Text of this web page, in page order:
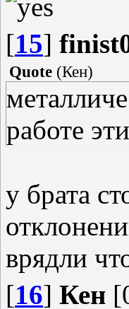
[15]
Quote (Кен)
работе
у брата
врядли
[16] Кен